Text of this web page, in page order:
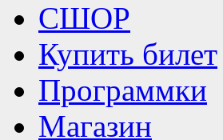
СШОР
Купить билет
Программки
Магазин